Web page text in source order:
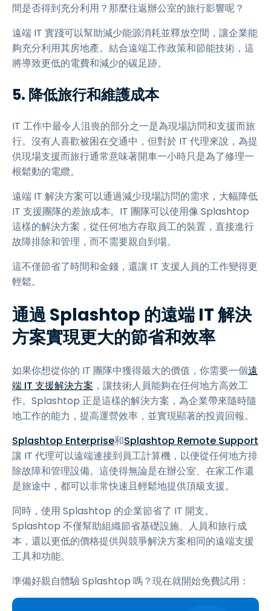
間是否得到充分利用？那麼往返辦公室的旅行影響呢？
遠端 IT 實踐可以幫助減少能源消耗並釋放空間，讓企業能
夠充分利用其房地產。結合遠端工作政策和節能技術，這
將導致更低的電費和減少的碳足跡。
5. 降低旅行和維護成本
IT 工作中最令人沮喪的部分之一是為現場訪問和支援而旅
行。沒有人喜歡被困在交通中，但對於 IT 代理來說，為提
供現場支援而旅行通常意味著開車一小時只是為了修理一
根鬆動的電纜。
遠端 IT 解決方案可以通過減少現場訪問的需求，大幅降低
IT 支援團隊的差旅成本。IT 團隊可以使用像 Splashtop
這樣的解決方案，從任何地方存取員工的裝置，直接進行
故障排除和管理，而不需要親自到場。
這不僅節省了時間和金錢，還讓 IT 支援人員的工作變得更
輕鬆。
通過 Splashtop 的遠端 IT 解決
方案實現更大的節省和效率
如果你想從你的 IT 團隊中獲得最大的價值，你需要一個遠
端 IT 支援解決方案 ，讓技術人員能夠在任何地方高效工
作。Splashtop 正是這樣的解決方案，為企業帶來隨時隨
地工作的能力，提高運營效率，並實現顯著的投資回報。
Splashtop Enterprise和Splashtop Remote Support
讓 IT 代理可以遠端連接到員工計算機，以便從任何地方排
除故障和管理設備。這使得無論是在辦公室、在家工作還
是旅途中，都可以非常快速且輕鬆地提供頂級支援。
同時，使用 Splashtop 的企業節省了 IT 開支。
Splashtop 不僅幫助組織節省基礎設施、人員和旅行成
本，還以更低的價格提供與競爭解決方案相同的遠端支援
工具和功能。
準備好親自體驗 Splashtop 嗎？現在就開始免費試用：